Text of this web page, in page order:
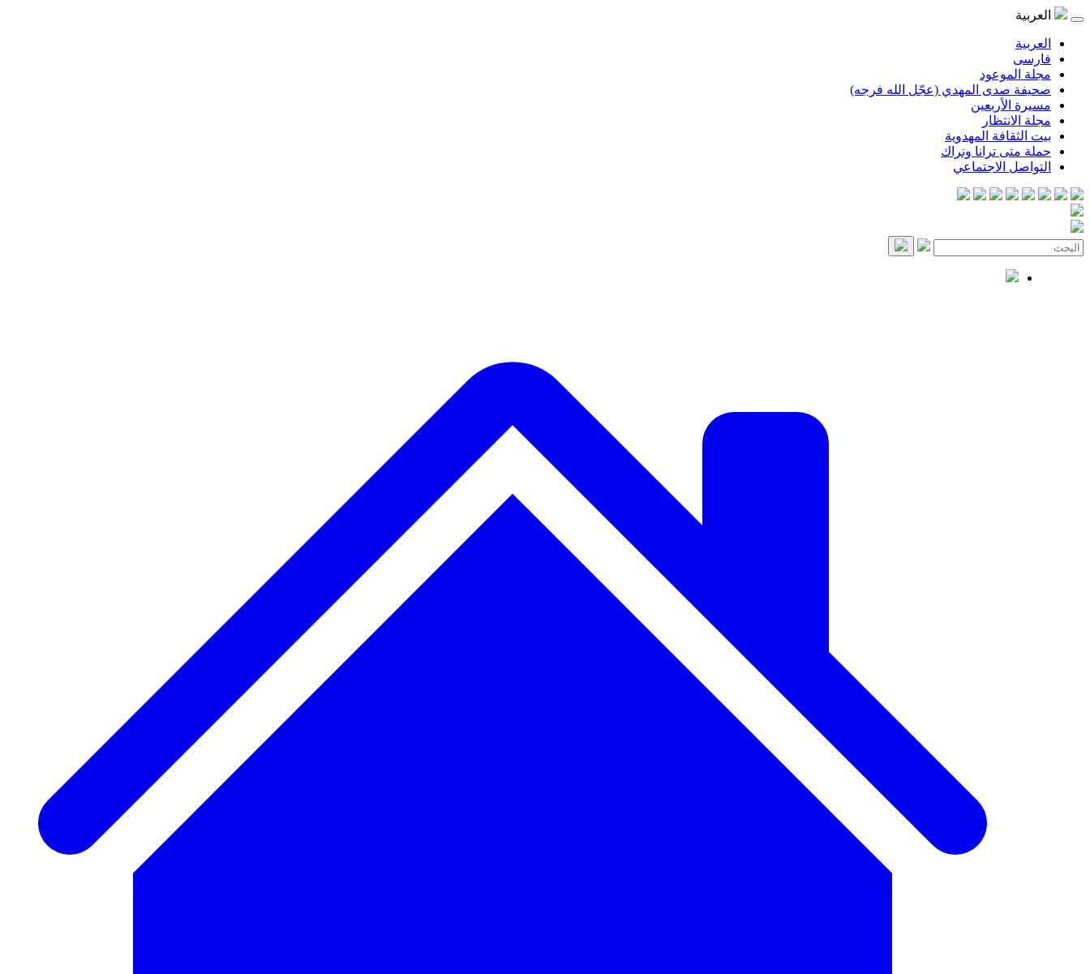
العربية
العربية
فارسی
مجلة الموعود
صحيفة صدى المهدي (عجّل الله فرجه)
مسيرة الأربعين
مجلة الانتظار
بيت الثقافة المهدوية
حملة متى ترانا ونراك
التواصل الاجتماعي